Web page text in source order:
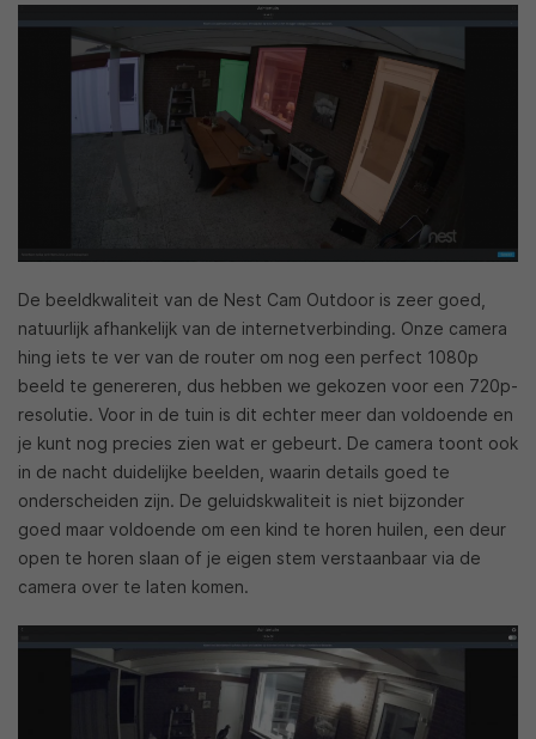
De beeldkwaliteit van de Nest Cam Outdoor is zeer goed,
natuurlijk afhankelijk van de internetverbinding. Onze camera
hing iets te ver van de router om nog een perfect 1080p
beeld te genereren, dus hebben we gekozen voor een 720p-
resolutie. Voor in de tuin is dit echter meer dan voldoende en
je kunt nog precies zien wat er gebeurt. De camera toont ook
in de nacht duidelijke beelden, waarin details goed te
onderscheiden zijn. De geluidskwaliteit is niet bijzonder
goed maar voldoende om een kind te horen huilen, een deur
open te horen slaan of je eigen stem verstaanbaar via de
camera over te laten komen.